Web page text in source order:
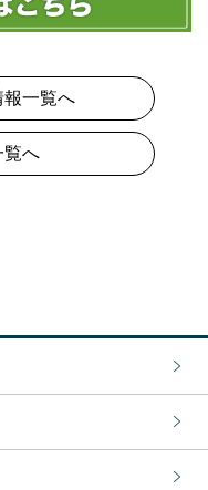
報一覧へ
覧へ